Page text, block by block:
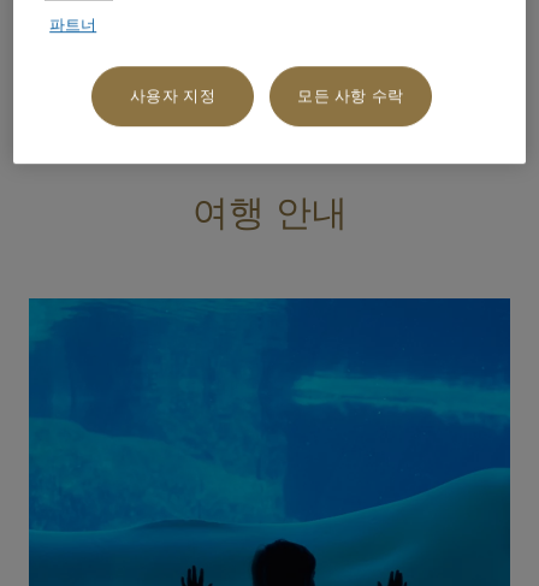
Resorts를 상징하게 된 스위스 특유의 환대 서비스와 어우
러집니다. 회의 및 이벤트 공간에 더불어 라군 수영장까지
제공해드리는 특색 있는 리조트로 모두 오션 마리나 요트 클
럽에서 인접 거리에 위치해 있습니다.
여행 안내
파트너
사용자 지정 모든 사항 수락